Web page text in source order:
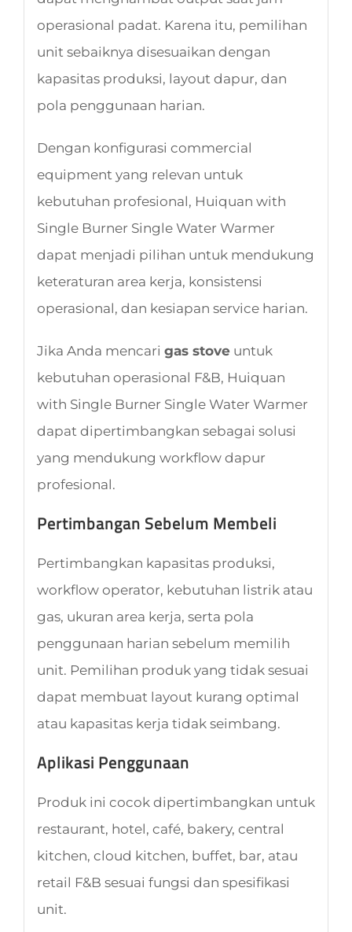
operasional padat. Karena itu, pemilihan
unit sebaiknya disesuaikan dengan
kapasitas produksi, layout dapur, dan
pola penggunaan harian.
Dengan konfigurasi commercial
equipment yang relevan untuk
kebutuhan profesional, Huiquan with
Single Burner Single Water Warmer
dapat menjadi pilihan untuk mendukung
keteraturan area kerja, konsistensi
operasional, dan kesiapan service harian.
Jika Anda mencari gas stoveuntuk
kebutuhan operasional F&B, Huiquan
with Single Burner Single Water Warmer
dapat dipertimbangkan sebagai solusi
yang mendukung workflow dapur
profesional.
Pertimbangan Sebelum Membeli
Pertimbangkan kapasitas produksi,
workflow operator, kebutuhan listrik atau
gas, ukuran area kerja, serta pola
penggunaan harian sebelum memilih
unit. Pemilihan produk yang tidak sesuai
dapat membuat layout kurang optimal
atau kapasitas kerja tidak seimbang.
Aplikasi Penggunaan
Produk ini cocok dipertimbangkan untuk
restaurant, hotel, café, bakery, central
kitchen, cloud kitchen, buffet, bar, atau
retail F&B sesuai fungsi dan spesifikasi
unit.